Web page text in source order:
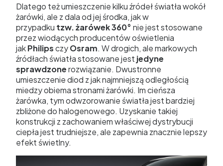
Dlatego też umieszczenie kilku źródeł światła wokół
żarówki, ale z dala od jej środka, jak w
przypadku tzw. żarówek 360° nie jest stosowane
przez wiodących producentów oświetlenia
jakPhilipsczyOsram. W drogich, ale markowych
źródłach światła stosowane jest jedyne
sprawdzonerozwiązanie. Dwustronne
umieszczenie diod z jak najmniejszą odległością
miedzy obiema stronami żarówki. Im cieńsza
żarówka, tym odwzorowanie światła jest bardziej
zbliżone do halogenowego. Uzyskanie takiej
konstrukcji z zachowaniem właściwej dystrybucji
ciepła jest trudniejsze, ale zapewnia znacznie lepszy
efekt świetlny.